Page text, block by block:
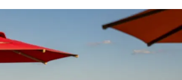
parçalara dönüştürmek.